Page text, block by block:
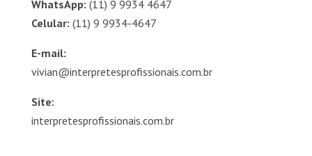
WhatsApp: (11) 9 9934 4647
Celular: (11) 9 9934-4647
E-mail:
vivian@interpretesprofissionais.com.br
Site:
interpretesprofissionais.com.br